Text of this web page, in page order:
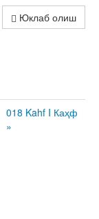
Юклаб олиш
018 Kahf I Каҳф
»